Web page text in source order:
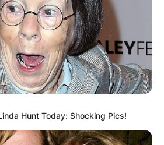
Hunt Today: Shocking Pics!